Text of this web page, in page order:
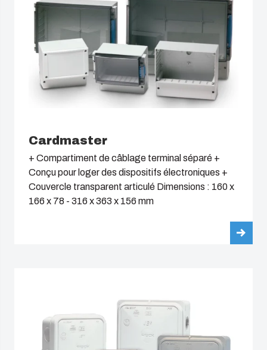
Cardmaster
+ Compartiment de câblage terminal séparé +
Conçu pour loger des dispositifs électroniques +
Couvercle transparent articulé Dimensions : 160 x
166 x 78 - 316 x 363 x 156 mm